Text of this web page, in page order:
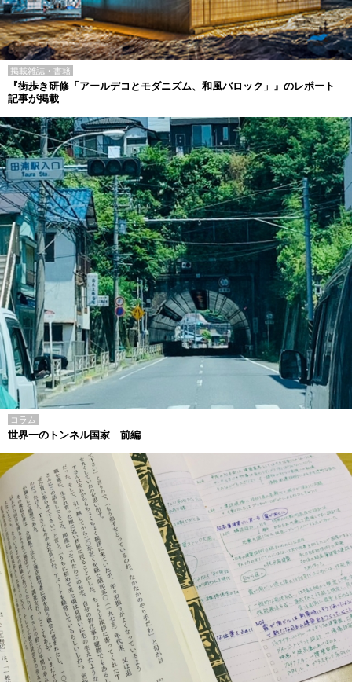
掲載雑誌・書籍
『街歩き研修「アールデコとモダニズム、和風バロック」』のレポート
記事が掲載
コラム
世界一のトンネル国家 前編